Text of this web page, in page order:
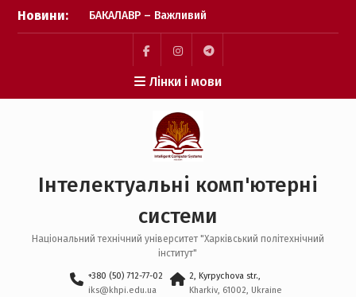
Перейти
Новини:
БАКАЛАВР – Важливий
крок зроблено! Бажаємо
успіху кожному вступнику
Фінішна пряма подачі
заявок: перевіряємо, чи
все готово 📑✨
Пауза на каву: що
відбувається після
заявок? ☕️✨
Пункт
меню
Пункт
меню
Пункт
меню
Лінки і мови
Інтелектуальні комп'ютерні
системи
Національний технічний університет "Харківський політехнічний
інститут"
+380 (50) 712-77-02
iks@khpi.edu.ua
2, Kyrpychova str.,
Kharkiv, 61002, Ukraine